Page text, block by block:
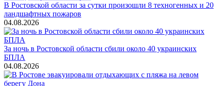
В Ростовской области за сутки произошли 8 техногенных и 20
ландшафтных пожаров
04.08.2026
За ночь в Ростовской области сбили около 40 украинских
БПЛА
04.08.2026